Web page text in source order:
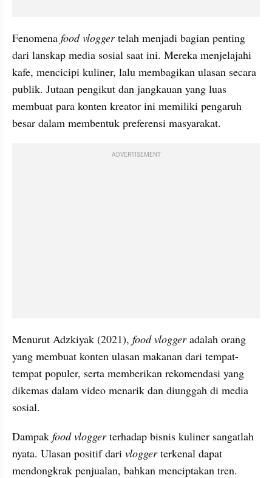
Fenomena food vlogger telah menjadi bagian penting
dari lanskap media sosial saat ini. Mereka menjelajahi
kafe, mencicipi kuliner, lalu membagikan ulasan secara
publik. Jutaan pengikut dan jangkauan yang luas
membuat para konten kreator ini memiliki pengaruh
besar dalam membentuk preferensi masyarakat.
ADVERTISEMENT
Menurut Adzkiyak (2021), food vlogger adalah orang
yang membuat konten ulasan makanan dari tempat-
tempat populer, serta memberikan rekomendasi yang
dikemas dalam video menarik dan diunggah di media
sosial.
Dampak food vlogger terhadap bisnis kuliner sangatlah
nyata. Ulasan positif dari vlogger terkenal dapat
mendongkrak penjualan, bahkan menciptakan tren.